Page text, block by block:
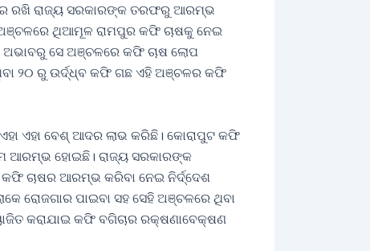
ରଖି ରାଜ୍ୟ ସରକାରଙ୍କ ତରଫରୁ ଆରମ୍ଭ
ଅଞ୍ଚଳରେ ଥିଆମୂଳ ରାମପୁର କଫି ଚାଷକୁ ନେଇ
ଅଭାବରୁ ସେ ଅଞ୍ଚଳରେ କଫି ଚାଷ ଲୋପ
ଥିବା ୨୦ ରୁ ଉର୍ଦ୍ଧ୍ବ କଫି ଗଛ ଏହି ଅଞ୍ଚଳର କଫି
ଏହା ବେଶ୍ ଆଦର ଲାଭ କରିଛି। କୋରାପୁଟ କଫି
ଆରମ୍ଭ ହୋଇଛି। ରାଜ୍ୟ ସରକାରଙ୍କ
ଚାଷର ଆରମ୍ଭ କରିବା ନେଇ ନିର୍ଦ୍ଦେଶ
ରୋଜଗାର ପାଇବା ସହ ସେହି ଅଞ୍ଚଳରେ ଥିବା
କରାଯାଇ କଫି ବଗିଚାର ରକ୍ଷଣାବେକ୍ଷଣ